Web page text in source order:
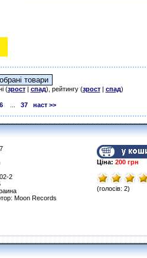
(зрост| спад), рейтингу (зрост| спад)
6... 37 наст >>
Ціна: 200 грн
(голосів: 2)
2
Moon Records